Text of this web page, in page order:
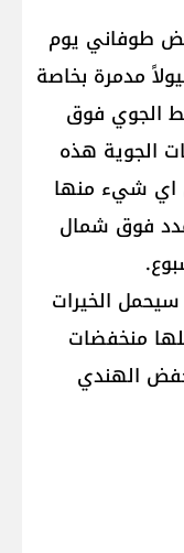
طوفاني يوم
مدمرة بخاصة
الجوي فوق
الجوية هذه
اي شيء منها
فوق شمال
الخيرات
منخفضات
الهندي